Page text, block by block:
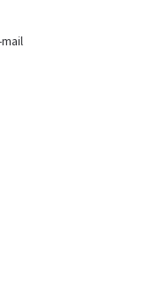
mail